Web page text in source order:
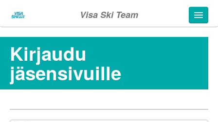
Visa Ski Team
Kirjaudu
jäsensivuille